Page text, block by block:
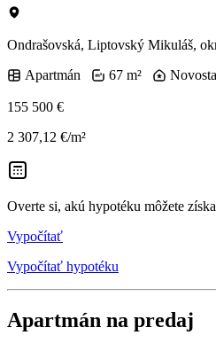
Ondrašovská, Liptovský Mikuláš,
Apartmán
67 m²
155 500 €
2 307,12 €/m²
Overte si, akú hypotéku môžete
Vypočítať
Vypočítať hypotéku
Apartmán na predaj